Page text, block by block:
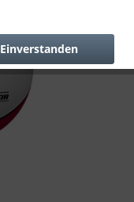
Einverstanden